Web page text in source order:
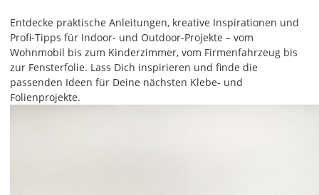
Entdecke praktische Anleitungen, kreative Inspirationen und
Profi-Tipps für Indoor- und Outdoor-Projekte – vom
Wohnmobil bis zum Kinderzimmer, vom Firmenfahrzeug bis
zur Fensterfolie. Lass Dich inspirieren und finde die
passenden Ideen für Deine nächsten Klebe- und
Folienprojekte.